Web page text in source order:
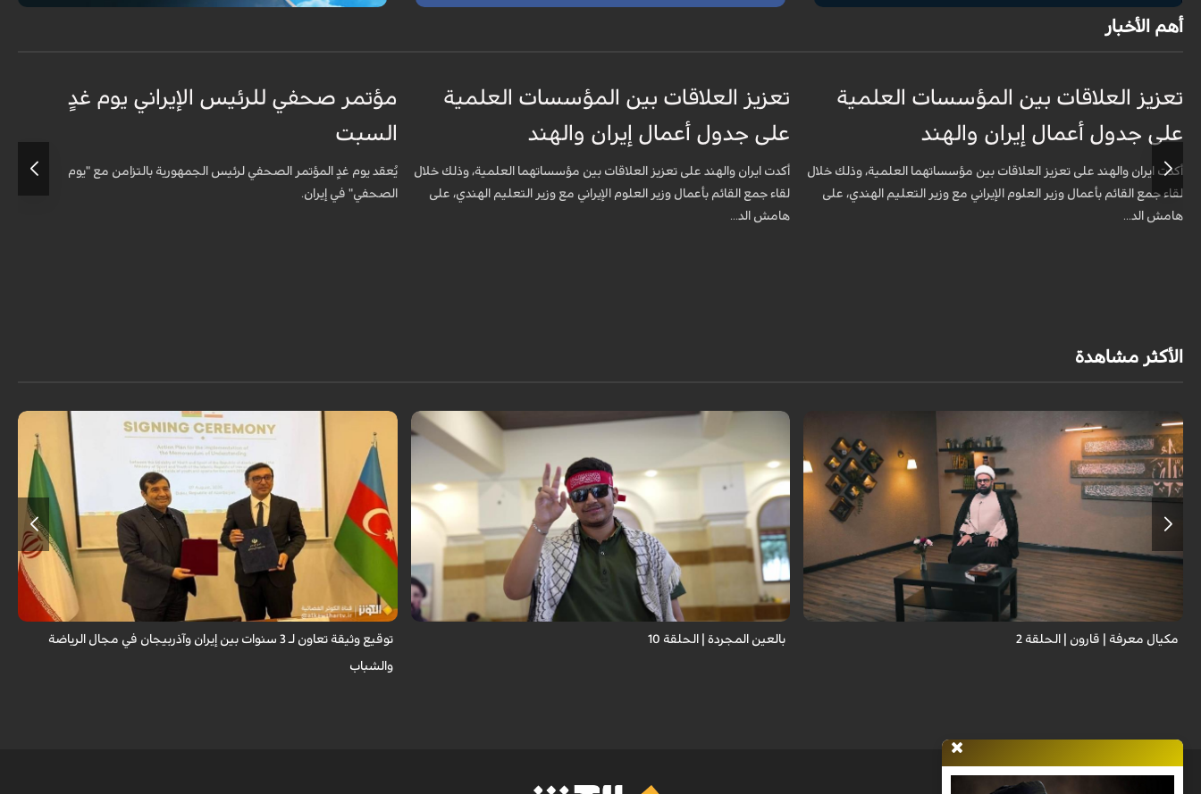
أهم الأخبار
تعزيز العلاقات بين المؤسسات العلمية
على جدول أعمال إيران والهند
أكدت ايران والهند على تعزيز العلاقات بين مؤسساتهما العلمية، وذلك خلال
لقاء جمع القائم بأعمال وزير العلوم الإيراني مع وزير التعليم الهندي، على
هامش الد...
تعزيز العلاقات بين المؤسسات العلمية
على جدول أعمال إيران والهند
أكدت ايران والهند على تعزيز العلاقات بين مؤسساتهما العلمية، وذلك خلال
لقاء جمع القائم بأعمال وزير العلوم الإيراني مع وزير التعليم الهندي، على
هامش الد...
مؤتمر صحفي للرئيس الإيراني يوم غدٍ
السبت
يُعقد يوم غدٍ المؤتمر الصحفي لرئيس الجمهورية بالتزامن مع "يوم
الصحفي" في إيران.
الأكثر مشاهدة
مكيال معرفة | قارون | الحلقة 2
برنامج "بالعين المجردة" هو توثيق إنسانيٌّ شجاعٌ للحياة تحت وطأة الحرب، حيث
نستمع فيه إلى شهاداتٍ حيّةٍ لأشخاص عايشوا التفجيرات والدمار، فنرى بعيونهم
ت...
بالعين المجردة | الحلقة 10
وقّع دنيا مالي وغاييبوف على وثيقة البرنامج التنفيذي للتعاون بين بلدي إيران
وآذربيجان في مجال الرياضة والشباب.
توقيع وثيقة تعاون لـ 3 سنوات بين إيران وآذربيجان في مجال الرياضة
والشباب